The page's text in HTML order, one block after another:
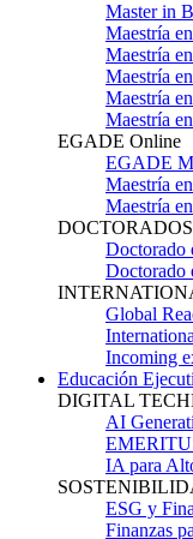
Master in
Maestría
Maestría
Maestría
Maestría
Maestría
EGADE Online
EGADE
Maestría
Maestría
DOCTORADOS
Doctorado
Doctorado
Global
Incoming
Educación
DIGITAL
AI
IA para
ESG y
Finanzas